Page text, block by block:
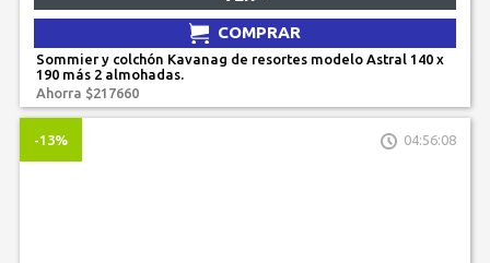
COMPRAR
Sommier y colchón Kavanag de resortes modelo Astral 140 x
190 más 2 almohadas.
Ahorra $217660
-13% 04:56:08